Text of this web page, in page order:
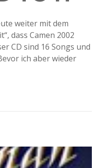
weiter mit dem
dass Camen 2002
CD sind 16 Songs und
ich aber wieder